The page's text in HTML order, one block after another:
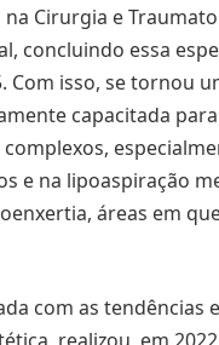
Cirurgia e
concluindo essa
Com isso, se tornou
capacitada para
e na lipoaspiração
áreas em
com as tendências